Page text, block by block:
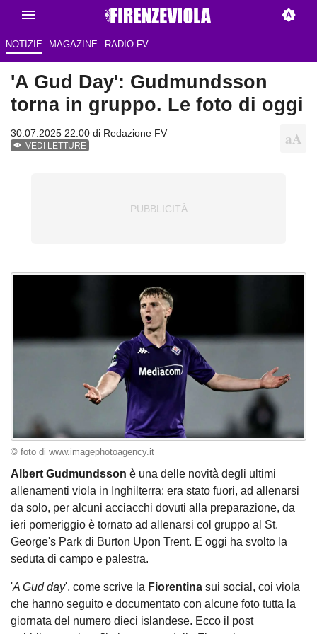
NOTIZIE MAGAZINE RADIO FV
'A Gud Day': Gudmundsson
torna in gruppo. Le foto di oggi
30.07.2025 22:00 di Redazione FV
VEDI LETTURE
© foto di www.imagephotoagency.it
Albert Gudmundsson è una delle novità degli ultimi
allenamenti viola in Inghilterra: era stato fuori, ad allenarsi
da solo, per alcuni acciacchi dovuti alla preparazione, da
ieri pomeriggio è tornato ad allenarsi col gruppo al St.
George's Park di Burton Upon Trent. E oggi ha svolto la
seduta di campo e palestra.
'A Gud day', come scrive la Fiorentina sui social, coi viola
che hanno seguito e documentato con alcune foto tutta la
giornata del numero dieci islandese. Ecco il post